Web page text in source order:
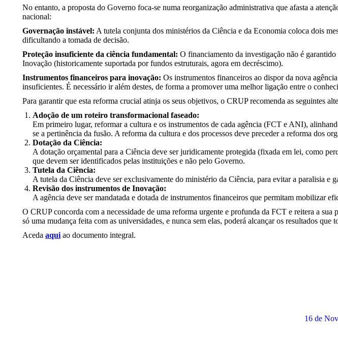
No entanto, a proposta do Governo foca-se numa reorganização administrativa que afasta a
nacional:
Governação instável: A tutela conjunta dos ministérios da Ciência e da Economia coloca dois
dificultando a tomada de decisão.
Proteção insuficiente da ciência fundamental: O financiamento da investigação não é
Inovação (historicamente suportada por fundos estruturais, agora em decréscimo).
Instrumentos financeiros para inovação: Os instrumentos financeiros ao dispor da nova
insuficientes. É necessário ir além destes, de forma a promover uma melhor ligação entre o
Para garantir que esta reforma crucial atinja os seus objetivos, o CRUP recomenda as seguintes
Adoção de um roteiro transformacional faseado:
Em primeiro lugar, reformar a cultura e os instrumentos de cada agência (FCT e ANI),
se a pertinência da fusão. A reforma da cultura e dos processos deve preceder a reforma dos
Dotação da Ciência:
A dotação orçamental para a Ciência deve ser juridicamente protegida (fixada em lei, como
que devem ser identificados pelas instituições e não pelo Governo.
Tutela da Ciência:
A tutela da Ciência deve ser exclusivamente do ministério da Ciência, para evitar a paralisia e
Revisão dos instrumentos de Inovação:
A agência deve ser mandatada e dotada de instrumentos financeiros que permitam mobilizar
O CRUP concorda com a necessidade de uma reforma urgente e profunda da FCT e reitera a
só uma mudança feita com as universidades, e nunca sem elas, poderá alcançar os resultados
Aceda aqui ao documento integral.
16 de